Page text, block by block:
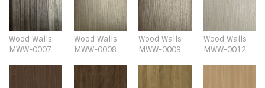
Wood Walls
MWW-0007
Wood Walls
MWW-0008
Wood Walls
MWW-0009
Wood Walls
MWW-0012